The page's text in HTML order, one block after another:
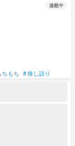
連載中
ちもち #推し語り